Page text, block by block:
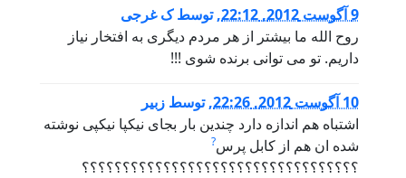
9 آگوست 2012, 22:12 ,توسطک غرجی
روح الله ما بیشتر از هر مردم دیگری به افتخار نیاز
داریم. تو می توانی برنده شوی !!!
10 آگوست 2012, 22:26 ,توسط زبیر
اشتباه هم اندازه دارد چندین بار بجای نیکپا نیکپی نوشته
شده ان هم از کابل پرس?
؟؟؟؟؟؟؟؟؟؟؟؟؟؟؟؟؟؟؟؟؟؟؟؟؟؟؟؟؟؟؟؟؟؟